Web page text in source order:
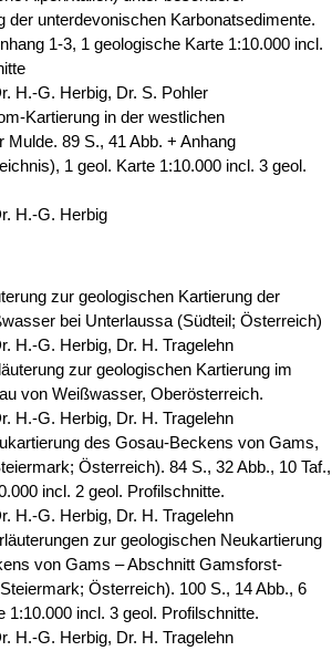
der unterdevonischen Karbonatsedimente.
1-3, 1 geologische Karte 1:10.000 incl.
H.-G. Herbig, Dr. S. Pohler
Kartierung in der westlichen
89 S., 41 Abb. + Anhang
1 geol. Karte 1:10.000 incl. 3 geol.
H.-G. Herbig
zur geologischen Kartierung der
bei Unterlaussa (Südteil; Österreich)
H.-G. Herbig, Dr. H. Tragelehn
zur geologischen Kartierung im
von Weißwasser, Oberösterreich.
H.-G. Herbig, Dr. H. Tragelehn
des Gosau-Beckens von Gams,
Österreich). 84 S., 32 Abb., 10 Taf.,
incl. 2 geol. Profilschnitte.
H.-G. Herbig, Dr. H. Tragelehn
zur geologischen Neukartierung
von Gams – Abschnitt Gamsforst-
Österreich). 100 S., 14 Abb., 6
1:10.000 incl. 3 geol. Profilschnitte.
H.-G. Herbig, Dr. H. Tragelehn